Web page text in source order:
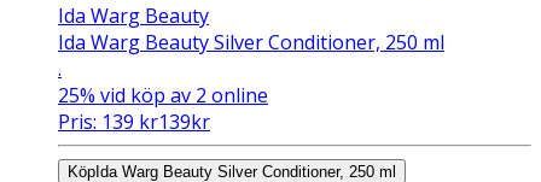
Ida Warg Beauty
Ida Warg Beauty Silver Conditioner, 250 ml
.
25% vid köp av 2 online
Pris: 139 kr139kr
Köp Ida Warg Beauty Silver Conditioner, 250 ml